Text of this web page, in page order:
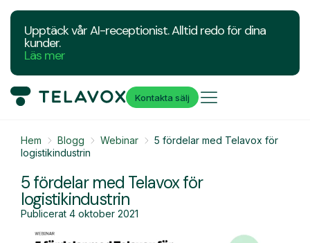
Upptäck vår AI-receptionist. Alltid redo för dina
kunder.
Läs mer
Kontakta sälj
Hem Blogg Webinar
5 fördelar med Telavox för
logistikindustrin
5 fördelar med Telavox för
logistikindustrin
Publicerat 4 oktober 2021